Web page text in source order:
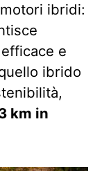
ibridi:
e
ibrido
km in